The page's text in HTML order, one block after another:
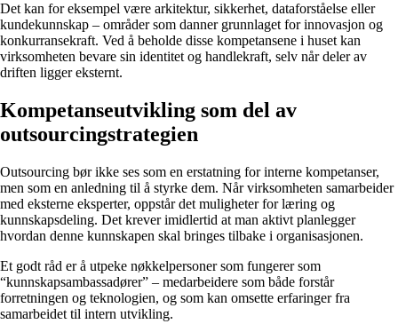
Det kan for eksempel være arkitektur, sikkerhet, dataforståelse eller
kundekunnskap – områder som danner grunnlaget for innovasjon og
konkurransekraft. Ved å beholde disse kompetansene i huset kan
virksomheten bevare sin identitet og handlekraft, selv når deler av
driften ligger eksternt.
Kompetanseutvikling som del av
outsourcingstrategien
Outsourcing bør ikke ses som en erstatning for interne kompetanser,
men som en anledning til å styrke dem. Når virksomheten samarbeider
med eksterne eksperter, oppstår det muligheter for læring og
kunnskapsdeling. Det krever imidlertid at man aktivt planlegger
hvordan denne kunnskapen skal bringes tilbake i organisasjonen.
Et godt råd er å utpeke nøkkelpersoner som fungerer som
“kunnskapsambassadører” – medarbeidere som både forstår
forretningen og teknologien, og som kan omsette erfaringer fra
samarbeidet til intern utvikling.